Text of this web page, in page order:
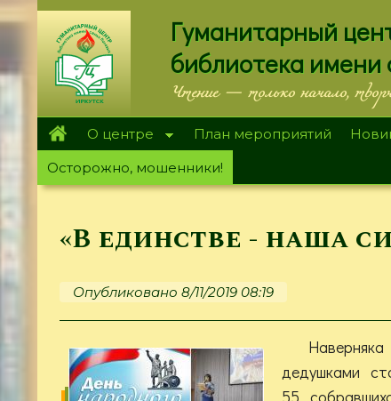
Перейти
к
основному
содержанию
Гуманитарный
библиотека имени
Чтение — только начало,
О центре План мероприятий
Осторожно, мошенники!
«В единстве - наша
Опубликовано 8/11/2019 08:19
дедушками
55,